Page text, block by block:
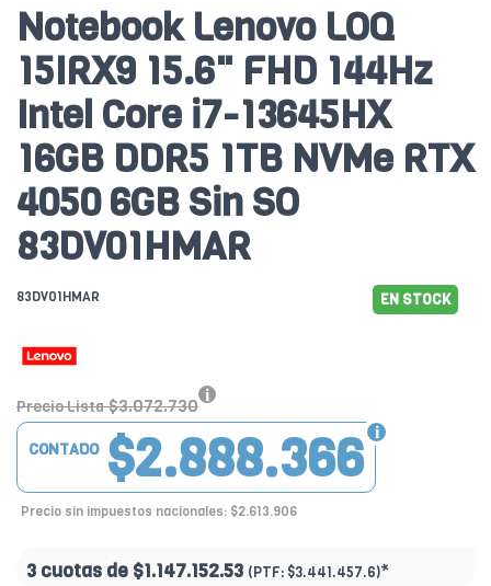
Notebook Lenovo LOQ
15IRX9 15.6" FHD 144Hz
Intel Core i7-13645HX
16GB DDR5 1TB NVMe RTX
4050 6GB Sin SO
83DV01HMAR
83DV01HMAR EN STOCK
Precio Lista $3.072.730
$2.888.366
CONTADO
Precio sin impuestos nacionales: $2.613.906
3 cuotas de $1.147.152.53 (PTF: $3.441.457.6)*